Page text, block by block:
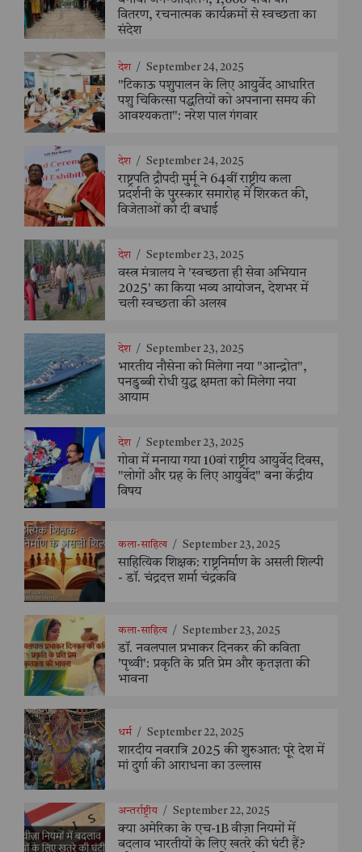
वितरण, रचनात्मक कार्यक्रमों से स्वच्छता का
संदेश
देश / September 24, 2025
"टिकाऊ पशुपालन के लिए आयुर्वेद आधारित
पशु चिकित्सा पद्धतियों को अपनाना समय की
आवश्यकता": नरेश पाल गंगवार
देश / September 24, 2025
राष्ट्रपति द्रौपदी मुर्मू ने 64वीं राष्ट्रीय कला
प्रदर्शनी के पुरस्कार समारोह में शिरकत की,
विजेताओं को दी बधाई
देश / September 23, 2025
वस्त्र मंत्रालय ने 'स्वच्छता ही सेवा अभियान
2025' का किया भव्य आयोजन, देशभर में
चली स्वच्छता की अलख
देश / September 23, 2025
भारतीय नौसेना को मिलेगा नया "आन्द्रोत",
पनडुब्बी रोधी युद्ध क्षमता को मिलेगा नया
आयाम
देश / September 23, 2025
गोवा में मनाया गया 10वां राष्ट्रीय आयुर्वेद दिवस,
"लोगों और ग्रह के लिए आयुर्वेद" बना केंद्रीय
विषय
कला-साहित्य / September 23, 2025
साहित्यिक शिक्षक: राष्ट्रनिर्माण के असली शिल्पी
- डॉ. चंद्रदत्त शर्मा चंद्रकवि
कला-साहित्य / September 23, 2025
डॉ. नवलपाल प्रभाकर दिनकर की कविता
'पृथ्वी': प्रकृति के प्रति प्रेम और कृतज्ञता की
भावना
धर्म / September 22, 2025
शारदीय नवरात्रि 2025 की शुरुआत: पूरे देश में
मां दुर्गा की आराधना का उल्लास
अन्तर्राष्ट्रीय / September 22, 2025
क्या अमेरिका के एच-1B वीज़ा नियमों में
बदलाव भारतीयों के लिए खतरे की घंटी हैं?